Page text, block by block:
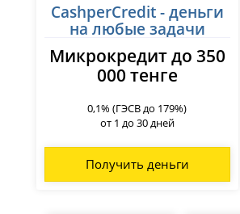
CashperCredit - деньги
на любые задачи
Микрокредит до 350
000 тенге
0,1% (ГЭСВ до 179%)
от 1 до 30 дней
Получить деньги